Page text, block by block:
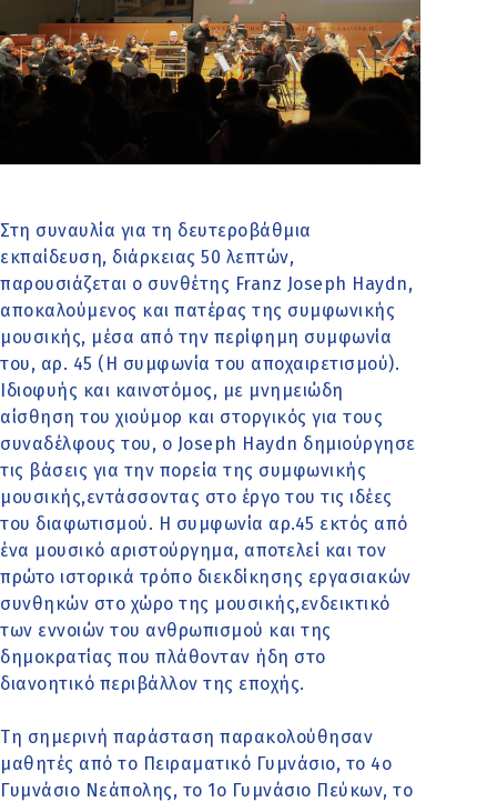
Στη συναυλία για τη δευτεροβάθμια
εκπαίδευση, διάρκειας 50 λεπτών,
παρουσιάζεται ο συνθέτης Franz Joseph Haydn,
αποκαλούμενος και πατέρας της συμφωνικής
μουσικής, μέσα από την περίφημη συμφωνία
του, αρ. 45 (Η συμφωνία του αποχαιρετισμού).
Ιδιοφυής και καινοτόμος, με μνημειώδη
αίσθηση του χιούμορ και στοργικός για τους
συναδέλφους του, ο Joseph Haydn δημιούργησε
τις βάσεις για την πορεία της συμφωνικής
μουσικής,εντάσσοντας στο έργο του τις ιδέες
του διαφωτισμού. Η συμφωνία αρ.45 εκτός από
ένα μουσικό αριστούργημα, αποτελεί και τον
πρώτο ιστορικά τρόπο διεκδίκησης εργασιακών
συνθηκών στο χώρο της μουσικής,ενδεικτικό
των εννοιών του ανθρωπισμού και της
δημοκρατίας που πλάθονταν ήδη στο
διανοητικό περιβάλλον της εποχής.
Τη σημερινή παράσταση παρακολούθησαν
μαθητές από το Πειραματικό Γυμνάσιο, το 4ο
Γυμνάσιο Νεάπολης, το 1ο Γυμνάσιο Πεύκων, το